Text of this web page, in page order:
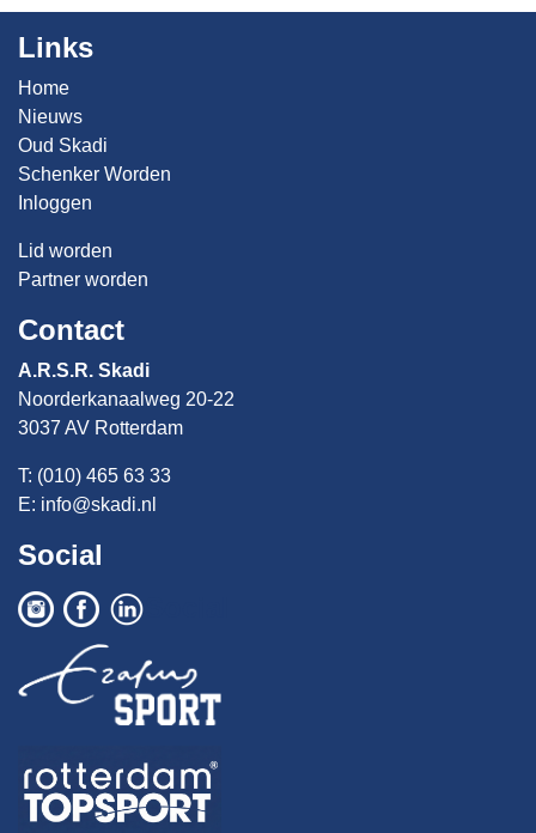
Links
Home
Nieuws
Oud Skadi
Schenker Worden
Inloggen
Lid worden
Partner worden
Contact
A.R.S.R. Skadi
Noorderkanaalweg 20-22
3037 AV Rotterdam
T: (010) 465 63 33
E: info@skadi.nl
Social